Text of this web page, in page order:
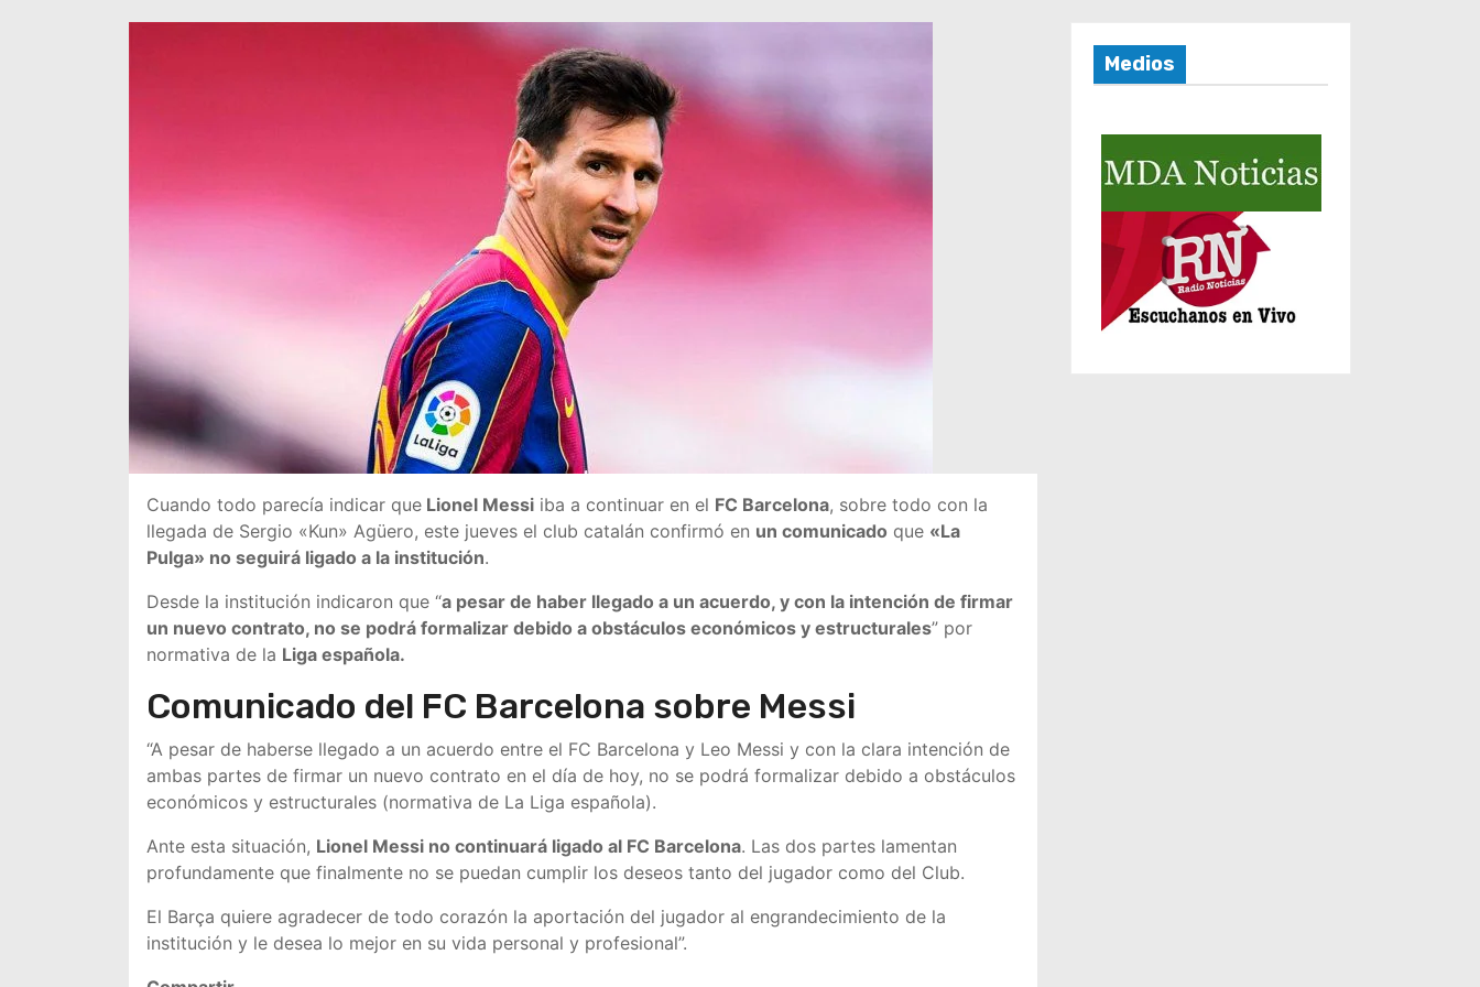
Cuando todo parecía indicar que Lionel Messi iba a continuar en el FC Barcelona, sobre todo con la
llegada de Sergio «Kun» Agüero, este jueves el club catalán confirmó en un comunicado que «La
Pulga» no seguirá ligado a la institución.
Desde la institución indicaron que “a pesar de haber llegado a un acuerdo, y con la intención de firmar
un nuevo contrato, no se podrá formalizar debido a obstáculos económicos y estructurales” por
normativa de la Liga española.
Comunicado del FC Barcelona sobre Messi
“A pesar de haberse llegado a un acuerdo entre el FC Barcelona y Leo Messi y con la clara intención de
ambas partes de firmar un nuevo contrato en el día de hoy, no se podrá formalizar debido a obstáculos
económicos y estructurales (normativa de La Liga española).
Ante esta situación, Lionel Messi no continuará ligado al FC Barcelona. Las dos partes lamentan
profundamente que finalmente no se puedan cumplir los deseos tanto del jugador como del Club.
El Barça quiere agradecer de todo corazón la aportación del jugador al engrandecimiento de la
institución y le desea lo mejor en su vida personal y profesional”.
Medios